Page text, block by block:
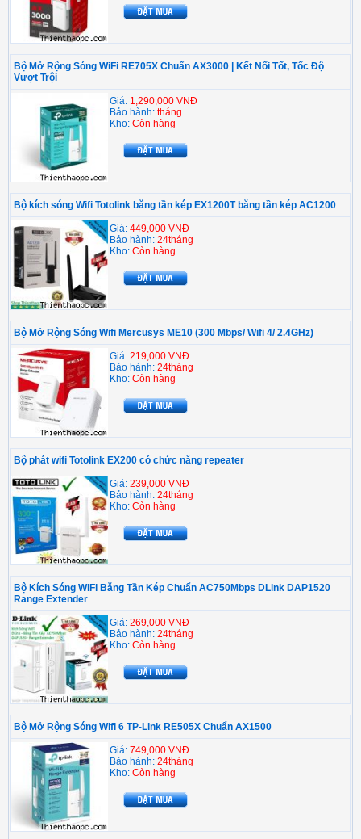
Bộ Mở Rộng Sóng WiFi RE705X Chuẩn AX3000 | Kết Nối Tốt, Tốc Độ
Vượt Trội
Giá: 1,290,000 VNĐ
Bảo hành: tháng
Kho: Còn hàng
Bộ kích sóng Wifi Totolink băng tần kép EX1200T băng tần kép AC1200
Giá: 449,000 VNĐ
Bảo hành: 24tháng
Kho: Còn hàng
Bộ Mở Rộng Sóng Wifi Mercusys ME10 (300 Mbps/ Wifi 4/ 2.4GHz)
Giá: 219,000 VNĐ
Bảo hành: 24tháng
Kho: Còn hàng
Bộ phát wifi Totolink EX200 có chức năng repeater
Giá: 239,000 VNĐ
Bảo hành: 24tháng
Kho: Còn hàng
Bộ Kích Sóng WiFi Băng Tần Kép Chuẩn AC750Mbps DLink DAP1520
Range Extender
Giá: 269,000 VNĐ
Bảo hành: 24tháng
Kho: Còn hàng
Bộ Mở Rộng Sóng Wifi 6 TP-Link RE505X Chuẩn AX1500
Giá: 749,000 VNĐ
Bảo hành: 24tháng
Kho: Còn hàng